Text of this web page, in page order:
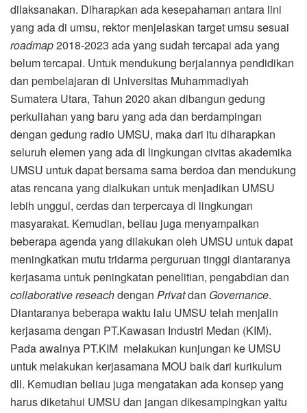
dilaksanakan. Diharapkan ada kesepahaman antara lini
yang ada di umsu, rektor menjelaskan target umsu sesuai
roadmap2018-2023 ada yang sudah tercapai ada yang
belum tercapai. Untuk mendukung berjalannya pendidikan
dan pembelajaran di Universitas Muhammadiyah
Sumatera Utara, Tahun 2020 akan dibangun gedung
perkuliahan yang baru yang ada dan berdampingan
dengan gedung radio UMSU, maka dari itu diharapkan
seluruh elemen yang ada di lingkungan civitas akademika
UMSU untuk dapat bersama sama berdoa dan mendukung
atas rencana yang dialkukan untuk menjadikan UMSU
lebih unggul, cerdas dan terpercaya di lingkungan
masyarakat. Kemudian, beliau juga menyampaikan
beberapa agenda yang dilakukan oleh UMSU untuk dapat
meningkatkan mutu tridarma perguruan tinggi diantaranya
kerjasama untuk peningkatan penelitian, pengabdian dan
collaborative reseachdengan Privatdan Governance.
Diantaranya beberapa waktu lalu UMSU telah menjalin
kerjasama dengan PT.Kawasan Industri Medan (KIM).
Pada awalnya PT.KIM melakukan kunjungan ke UMSU
untuk melakukan kerjasamana MOU baik dari kurikulum
dll. Kemudian beliau juga mengatakan ada konsep yang
harus diketahui UMSU dan jangan dikesampingkan yaitu